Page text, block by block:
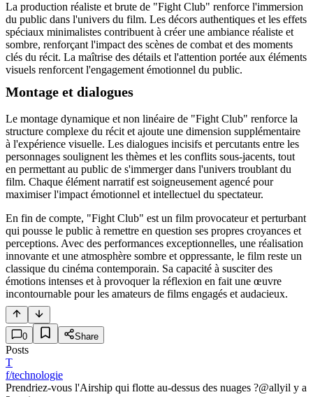
La production réaliste et brute de "Fight Club" renforce l'immersion
du public dans l'univers du film. Les décors authentiques et les effets
spéciaux minimalistes contribuent à créer une ambiance réaliste et
sombre, renforçant l'impact des scènes de combat et des moments
clés du récit. La maîtrise des détails et l'attention portée aux éléments
visuels renforcent l'engagement émotionnel du public.
Montage et dialogues
Le montage dynamique et non linéaire de "Fight Club" renforce la
structure complexe du récit et ajoute une dimension supplémentaire
à l'expérience visuelle. Les dialogues incisifs et percutants entre les
personnages soulignent les thèmes et les conflits sous-jacents, tout
en permettant au public de s'immerger dans l'univers troublant du
film. Chaque élément narratif est soigneusement agencé pour
maximiser l'impact émotionnel et intellectuel du spectateur.
En fin de compte, "Fight Club" est un film provocateur et perturbant
qui pousse le public à remettre en question ses propres croyances et
perceptions. Avec des performances exceptionnelles, une réalisation
innovante et une atmosphère sombre et oppressante, le film reste un
classique du cinéma contemporain. Sa capacité à susciter des
émotions intenses et à provoquer la réflexion en fait une œuvre
incontournable pour les amateurs de films engagés et audacieux.
0 Share
Posts
T
f/technologie
Prendriez-vous l'Airship qui flotte au-dessus des nuages ?@allyil y a